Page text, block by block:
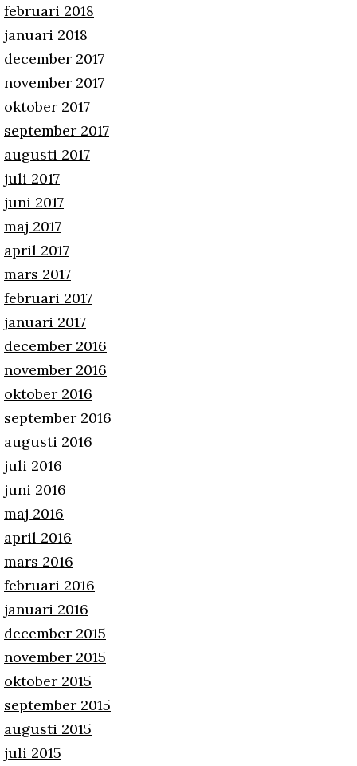
februari 2018
januari 2018
december 2017
november 2017
oktober 2017
september 2017
augusti 2017
juli 2017
juni 2017
maj 2017
april 2017
mars 2017
februari 2017
januari 2017
december 2016
november 2016
oktober 2016
september 2016
augusti 2016
juli 2016
juni 2016
maj 2016
april 2016
mars 2016
februari 2016
januari 2016
december 2015
november 2015
oktober 2015
september 2015
augusti 2015
juli 2015